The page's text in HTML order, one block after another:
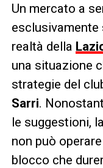
Un mercato a
esclusivamente
realtà della
una situazione
strategie del
Sarri.
le suggestioni,
non può
blocco che